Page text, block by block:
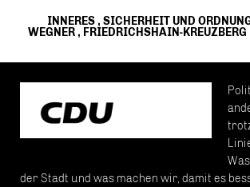
INNERES, SICHERHEIT UND
WEGNER, FRIEDRICHSHAIN-KREUZBERG
der Stadt und was machen wir, damit es